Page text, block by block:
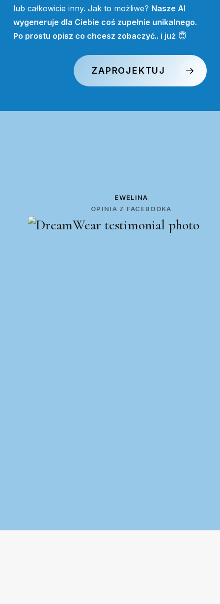
lub całkowicie inny. Jak to możliwe? Nasze AI
wygeneruje dla Ciebie coś zupełnie unikalnego.
Po prostu opisz co chcesz zobaczyć.. i już 😇
ZAPROJEKTUJ
EWELINA
OPINIA Z FACEBOOKA